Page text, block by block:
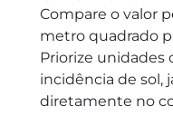
Compare o valor
metro quadrado
Priorize unidades
incidência de sol,
diretamente no